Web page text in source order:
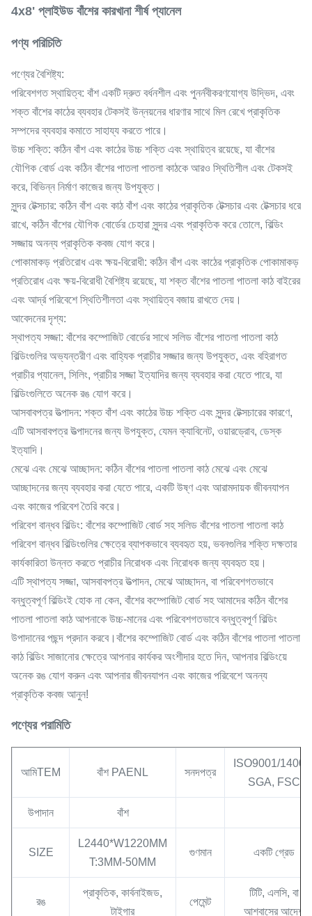
4x8' প্লাইউড বাঁশের কারখানা শীর্ষ প্যানেল
পণ্য পরিচিতি
পণ্যের বৈশিষ্ট্য:
পরিবেশগত স্থায়িত্ব: বাঁশ একটি দ্রুত বর্ধনশীল এবং পুনর্নবীকরণযোগ্য উদ্ভিদ, এবং
শক্ত বাঁশের কাঠের ব্যবহার টেকসই উন্নয়নের ধারণার সাথে মিল রেখে প্রাকৃতিক
সম্পদের ব্যবহার কমাতে সাহায্য করতে পারে।
উচ্চ শক্তি: কঠিন বাঁশ এবং কাঠের উচ্চ শক্তি এবং স্থায়িত্ব রয়েছে, যা বাঁশের
যৌগিক বোর্ড এবং কঠিন বাঁশের পাতলা পাতলা কাঠকে আরও স্থিতিশীল এবং টেকসই
করে, বিভিন্ন নির্মাণ কাজের জন্য উপযুক্ত।
সুন্দর টেক্সচার: কঠিন বাঁশ এবং কাঠ বাঁশ এবং কাঠের প্রাকৃতিক টেক্সচার এবং টেক্সচার ধরে
রাখে, কঠিন বাঁশের যৌগিক বোর্ডের চেহারা সুন্দর এবং প্রাকৃতিক করে তোলে, বিল্ডিং
সজ্জায় অনন্য প্রাকৃতিক কবজ যোগ করে।
পোকামাকড় প্রতিরোধ এবং ক্ষয়-বিরোধী: কঠিন বাঁশ এবং কাঠের প্রাকৃতিক পোকামাকড়
প্রতিরোধ এবং ক্ষয়-বিরোধী বৈশিষ্ট্য রয়েছে, যা শক্ত বাঁশের পাতলা পাতলা কাঠ বাইরের
এবং আর্দ্র পরিবেশে স্থিতিশীলতা এবং স্থায়িত্ব বজায় রাখতে দেয়।
আবেদনের দৃশ্য:
স্থাপত্য সজ্জা: বাঁশের কম্পোজিট বোর্ডের সাথে সলিড বাঁশের পাতলা পাতলা কাঠ
বিল্ডিংগুলির অভ্যন্তরীণ এবং বাহ্যিক প্রাচীর সজ্জার জন্য উপযুক্ত, এবং বহিরাগত
প্রাচীর প্যানেল, সিলিং, প্রাচীর সজ্জা ইত্যাদির জন্য ব্যবহার করা যেতে পারে, যা
বিল্ডিংগুলিতে অনেক রঙ যোগ করে।
আসবাবপত্র উত্পাদন: শক্ত বাঁশ এবং কাঠের উচ্চ শক্তি এবং সুন্দর টেক্সচারের কারণে,
এটি আসবাবপত্র উত্পাদনের জন্য উপযুক্ত, যেমন ক্যাবিনেট, ওয়ারড্রোব, ডেস্ক
ইত্যাদি।
মেঝে এবং মেঝে আচ্ছাদন: কঠিন বাঁশের পাতলা পাতলা কাঠ মেঝে এবং মেঝে
আচ্ছাদনের জন্য ব্যবহার করা যেতে পারে, একটি উষ্ণ এবং আরামদায়ক জীবনযাপন
এবং কাজের পরিবেশ তৈরি করে।
পরিবেশ বান্ধব বিল্ডিং: বাঁশের কম্পোজিট বোর্ড সহ সলিড বাঁশের পাতলা পাতলা কাঠ
পরিবেশ বান্ধব বিল্ডিংগুলির ক্ষেত্রে ব্যাপকভাবে ব্যবহৃত হয়, ভবনগুলির শক্তি দক্ষতার
কার্যকারিতা উন্নত করতে প্রাচীর নিরোধক এবং নিরোধক জন্য ব্যবহৃত হয়।
এটি স্থাপত্য সজ্জা, আসবাবপত্র উত্পাদন, মেঝে আচ্ছাদন, বা পরিবেশগতভাবে
বন্ধুত্বপূর্ণ বিল্ডিংই হোক না কেন, বাঁশের কম্পোজিট বোর্ড সহ আমাদের কঠিন বাঁশের
পাতলা পাতলা কাঠ আপনাকে উচ্চ-মানের এবং পরিবেশগতভাবে বন্ধুত্বপূর্ণ বিল্ডিং
উপাদানের পছন্দ প্রদান করবে।বাঁশের কম্পোজিট বোর্ড এবং কঠিন বাঁশের পাতলা পাতলা
কাঠ বিল্ডিং সাজানোর ক্ষেত্রে আপনার কার্যকর অংশীদার হতে দিন, আপনার বিল্ডিংয়ে
অনেক রঙ যোগ করুন এবং আপনার জীবনযাপন এবং কাজের পরিবেশে অনন্য
প্রাকৃতিক কবজ আনুন!
পণ্যের পরামিতি
আমিTEM বাঁশ PAENL সনদপত্র
ISO9001/
SGA, FSC
উপাদান বাঁশ
SIZE
L2440*W1220MM
T:3MM-50MM
গুণমান একটি গ্রেড
রঙ
প্রাকৃতিক, কার্বনাইজড,
টাইগার
পেমেন্ট
টিটি, এলসি, বা
আশ্বাসের আদেশ